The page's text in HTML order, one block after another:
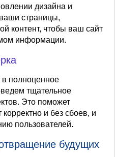
дизайна и
страницы,
контент, чтобы ваш сайт
информации.
в полноценное
тщательное
Это поможет
корректно и без сбоев, и
пользователей.
будущих